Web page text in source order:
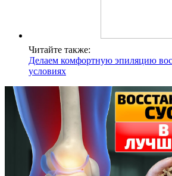
Читайте также:
Делаем комфортную эпиляцию
условиях